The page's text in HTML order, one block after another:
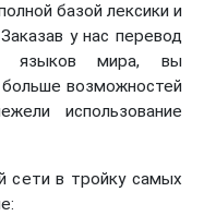
базой лексики и
у нас перевод
языков мира, вы
возможностей
использование
сети в тройку самых